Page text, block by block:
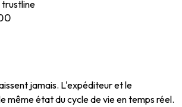
jamais. L'expéditeur et le
même état du cycle de vie en temps réel.